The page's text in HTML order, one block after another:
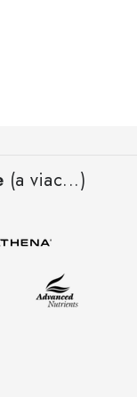
(a viac...)